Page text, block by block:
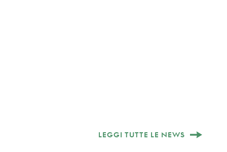
LEGGI TUTTE LE NEWS